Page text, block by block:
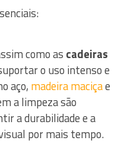
como as cadeiras
o uso intenso e
aço, madeira maciçae
a limpeza são
a durabilidade e a
por mais tempo.